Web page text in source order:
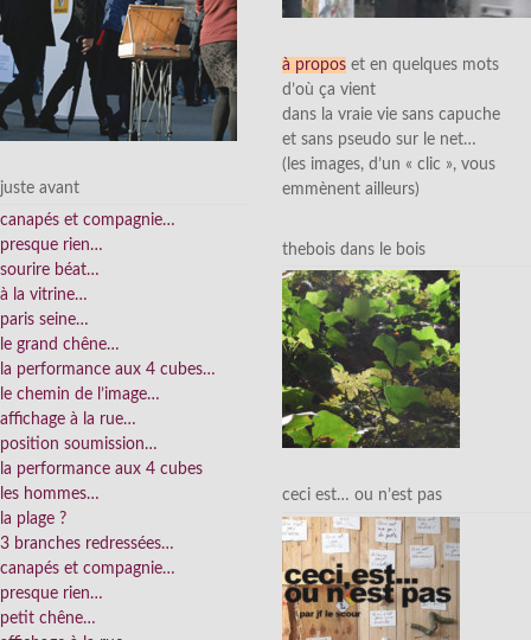
juste avant
canapés et compagnie…
presque rien…
sourire béat…
à la vitrine…
paris seine…
le grand chêne…
la performance aux 4 cubes…
le chemin de l’image…
affichage à la rue…
position soumission…
la performance aux 4 cubes
les hommes…
la plage ?
3 branches redressées…
canapés et compagnie…
presque rien…
petit chêne…
à propos et en quelques mots
d’où ça vient
dans la vraie vie sans capuche
et sans pseudo sur le net…
(les images, d’un « clic », vous
emmènent ailleurs)
thebois dans le bois
ceci est… ou n’est pas